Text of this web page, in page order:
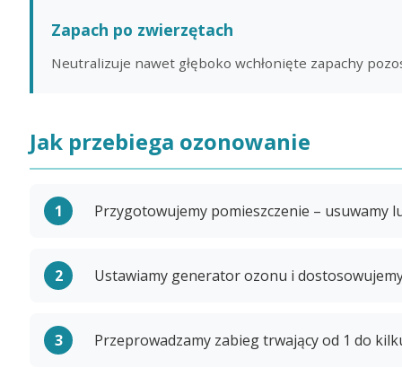
Zapach po zwierzętach
Neutralizuje nawet głęboko wchłonięte zapachy
Jak przebiega ozonowanie
Przygotowujemy pomieszczenie – usuwamy
Ustawiamy generator ozonu i
Przeprowadzamy zabieg trwający od 1 do